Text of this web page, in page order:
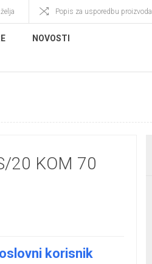
Popis za usporedbu proizvoda
NOVOSTI
20 KOM 70
korisnik